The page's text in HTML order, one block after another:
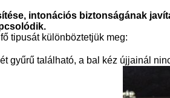
intonációs biztonságának
tipusát különböztetjük meg:
gyűrű található, a bal kéz újjainál